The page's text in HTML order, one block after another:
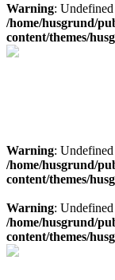
Warning:
/home/husgrund/
content/themes/
Warning:
/home/husgrund/
content/themes/
Warning:
/home/husgrund/
content/themes/